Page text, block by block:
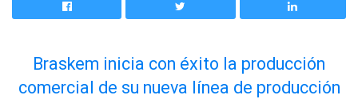
Braskem inicia con éxito la producción
comercial de su nueva línea de producción